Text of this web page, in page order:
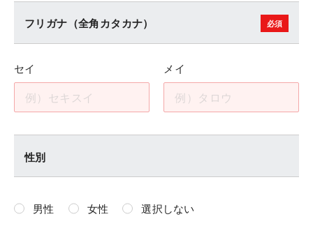
フリガナ（全角カタカナ）
セイ メイ
性別
男性 女性 選択しない